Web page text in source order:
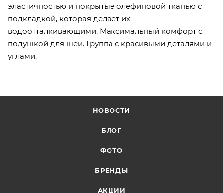
эластичностью и покрытые олефиновой тканью с
подкладкой, которая делает их
водоотталкивающими. Максимальный комфорт с
подушкой для шеи. Группа с красивыми деталями и
углами.
НОВОСТИ
БЛОГ
ФОТО
БРЕНДЫ
АКЦИИ